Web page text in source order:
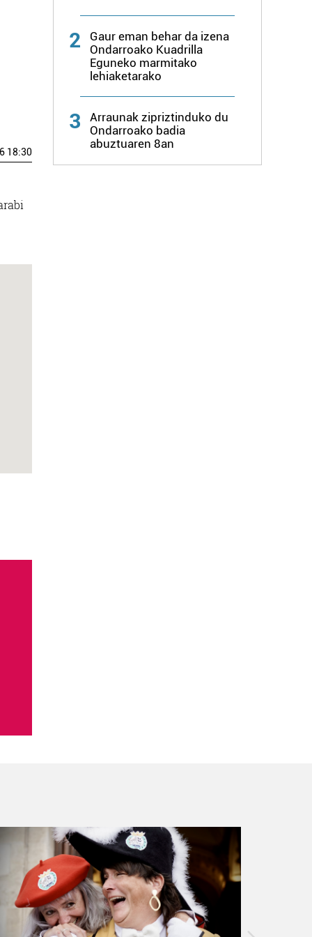
18:30
2
Gaur eman behar da izena
Ondarroako Kuadrilla
Eguneko marmitako
lehiaketarako
3
Arraunak zipriztinduko du
Ondarroako badia
abuztuaren 8an